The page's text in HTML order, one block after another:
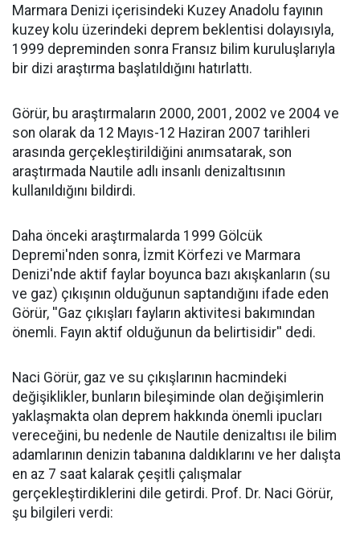
Marmara Denizi içerisindeki Kuzey Anadolu fayının
kuzey kolu üzerindeki deprem beklentisi dolayısıyla,
1999 depreminden sonra Fransız bilim kuruluşlarıyla
bir dizi araştırma başlatıldığını hatırlattı.
Görür, bu araştırmaların 2000, 2001, 2002 ve 2004 ve
son olarak da 12 Mayıs-12 Haziran 2007 tarihleri
arasında gerçekleştirildiğini anımsatarak, son
araştırmada Nautile adlı insanlı denizaltısının
kullanıldığını bildirdi.
Daha önceki araştırmalarda 1999 Gölcük
Depremi'nden sonra, İzmit Körfezi ve Marmara
Denizi'nde aktif faylar boyunca bazı akışkanların (su
ve gaz) çıkışının olduğunun saptandığını ifade eden
Görür, ''Gaz çıkışları fayların aktivitesi bakımından
önemli. Fayın aktif olduğunun da belirtisidir'' dedi.
Naci Görür, gaz ve su çıkışlarının hacmindeki
değişiklikler, bunların bileşiminde olan değişimlerin
yaklaşmakta olan deprem hakkında önemli ipucları
vereceğini, bu nedenle de Nautile denizaltısı ile bilim
adamlarının denizin tabanına daldıklarını ve her dalışta
en az 7 saat kalarak çeşitli çalışmalar
gerçekleştirdiklerini dile getirdi. Prof. Dr. Naci Görür,
şu bilgileri verdi: